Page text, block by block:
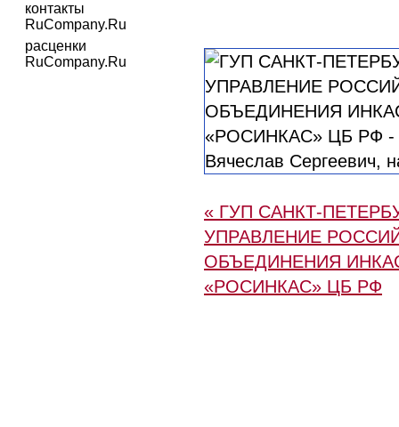
контакты
RuCompany.Ru
расценки
RuCompany.Ru
« ГУП САНКТ-
УПРАВЛЕНИЕ
ОБЪЕДИНЕНИЯ
«РОСИНКАС» ЦБ РФ